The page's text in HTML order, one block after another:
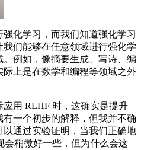
化学习，而我们知道强化学习
们能够在任意领域进行强化学
例如，像摘要生成、写诗、编
上是在数学和编程等领域之外
用 RLHF 时，这确实是提升
一个初步的解释，但我并不确
通过实验证明，当我们正确地
会稍微好一些，但为什么会这